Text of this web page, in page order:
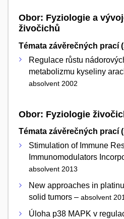
Obor: Fyziologie a
živočichů
Témata závěrečných prací
Regulace růstu
metabolizmu kyseliny
absolvent 2002
Obor: Fyziologie
Témata závěrečných prací
Stimulation of Immune
Immunomodulators
absolvent 2013
New approaches in
solid tumors – absolvent
Úloha p38 MAPK v